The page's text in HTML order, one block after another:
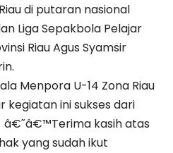
di putaran nasional
Liga Sepakbola Pelajar
Riau Agus Syamsir
Menpora U-14 Zona Riau
kegiatan ini sukses dari
â€˜â€™Terima kasih atas
yang sudah ikut